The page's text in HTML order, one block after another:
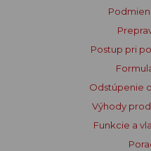
Postup pri
Odstúpenie
Výhody
Funkcie a